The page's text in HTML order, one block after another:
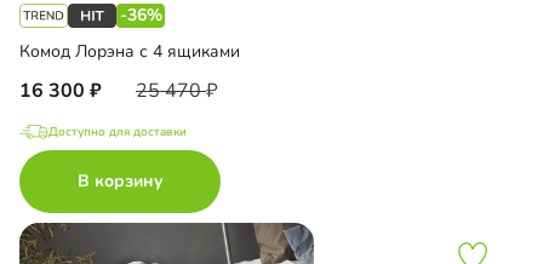
-36%
Комод Лорэна с 4 ящиками
16 300 25 470
Доступно для доставки
В корзину